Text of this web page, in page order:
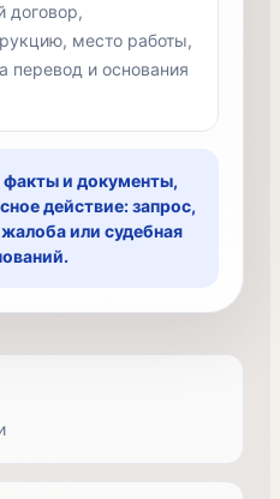
договор,
место работы,
перевод и основания
факты и документы,
действие: запрос,
или судебная